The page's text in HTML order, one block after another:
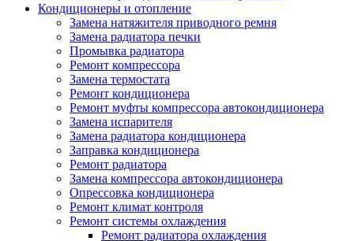
Кондиционеры и отопление
Замена натяжителя приводного ремня
Замена радиатора печки
Промывка радиатора
Ремонт компрессора
Замена термостата
Ремонт кондиционера
Ремонт муфты компрессора автокондиционера
Замена испарителя
Замена радиатора кондиционера
Заправка кондиционера
Ремонт радиатора
Замена компрессора автокондиционера
Опрессовка кондиционера
Ремонт климат контроля
Ремонт системы охлаждения
Ремонт радиатора охлаждения